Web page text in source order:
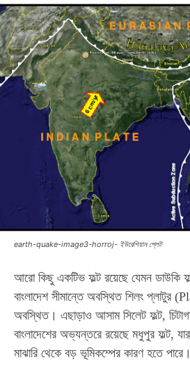
earth-quake-image3-horroj- ইউরেশিয়ান প্লেট
আরো কিছু একটিভ ফল্ট রয়েছে যেমন ডাউকি
বাংলাদেশ সীমান্তে অবস্থিত শিলং প্লাটুর
অবস্থিত। এছাড়াও আসাম সিলেট ফল্ট,
বাংলাদেশের অভ্যন্তরে রয়েছে মধুপুর ফল্ট,
মাঝারি থেকে বড় ভূমিকম্পের কারণ হতে